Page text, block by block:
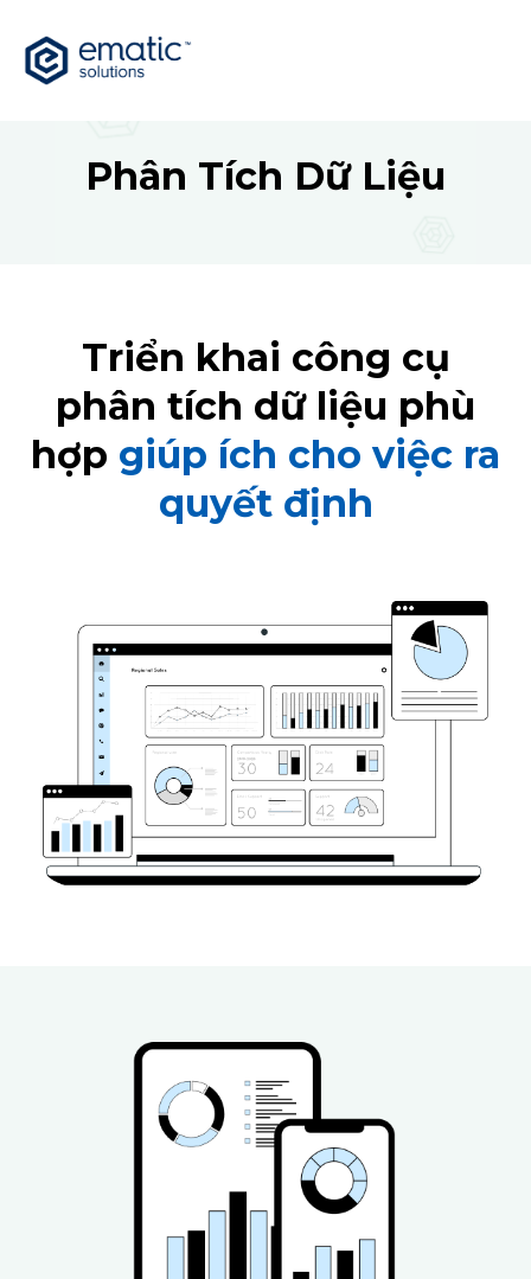
Phân Tích Dữ Liệu
Triển khai công cụ
phân tích dữ liệu phù
hợp giúp ích cho việc ra
quyết định